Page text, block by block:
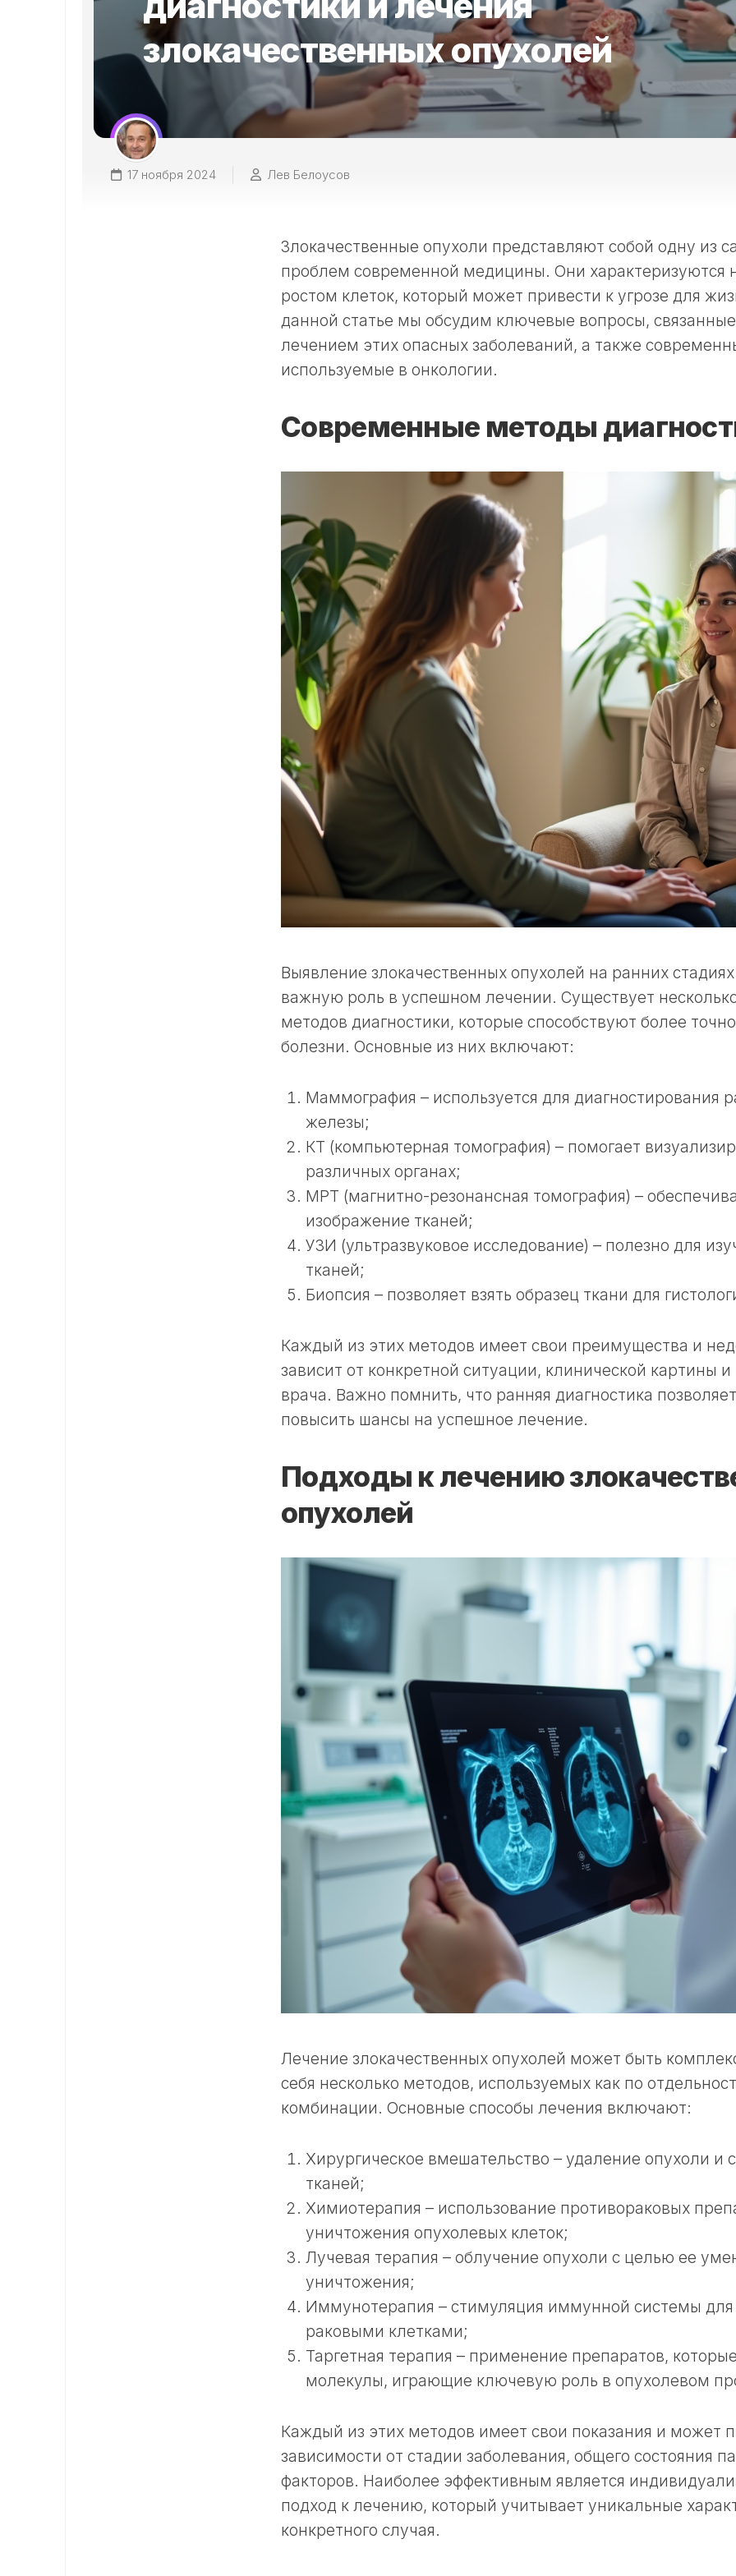
злокачественных опухолей
17 ноября 2024 Лев Белоусов
Злокачественные опухоли представляют собой одну из
проблем современной медицины. Они характеризуются
ростом клеток, который может привести к угрозе для
данной статье мы обсудим ключевые вопросы,
лечением этих опасных заболеваний, а также
используемые в онкологии.
Современные методы
Выявление злокачественных опухолей на ранних
важную роль в успешном лечении. Существует
методов диагностики, которые способствуют более
болезни. Основные из них включают:
Маммография – используется для диагностирования
железы;
КТ (компьютерная томография) – помогает
различных органах;
МРТ (магнитно-резонансная томография) –
изображение тканей;
УЗИ (ультразвуковое исследование) – полезно для
тканей;
Биопсия – позволяет взять образец ткани для
Каждый из этих методов имеет свои преимущества и
зависит от конкретной ситуации, клинической картины
врача. Важно помнить, что ранняя диагностика
повысить шансы на успешное лечение.
Подходы к лечению
опухолей
Лечение злокачественных опухолей может быть
себя несколько методов, используемых как по
комбинации. Основные способы лечения включают:
Хирургическое вмешательство – удаление опухоли и
тканей;
Химиотерапия – использование противораковых
уничтожения опухолевых клеток;
Лучевая терапия – облучение опухоли с целью ее
уничтожения;
Иммунотерапия – стимуляция иммунной системы для
раковыми клетками;
Таргетная терапия – применение препаратов,
молекулы, играющие ключевую роль в опухолевом
Каждый из этих методов имеет свои показания и может
зависимости от стадии заболевания, общего состояния
факторов. Наиболее эффективным является
подход к лечению, который учитывает уникальные
конкретного случая.